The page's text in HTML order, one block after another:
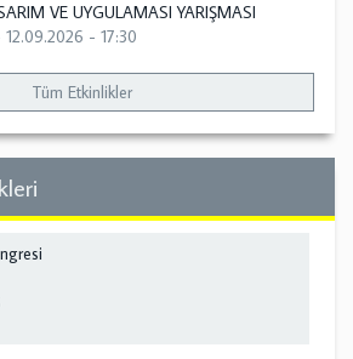
VE UYGULAMASI YARIŞMASI
12.09.2026 - 17:30
Tüm Etkinlikler